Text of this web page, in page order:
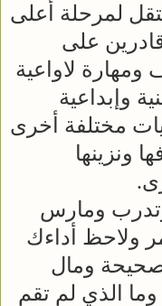
لمرحلة أعلى
على
ومهارة لاواعية
وإبداعية
مختلفة أخرى
ونزينها
ومارس
ولاحظ أداءك
ومال
الذي لم تقم